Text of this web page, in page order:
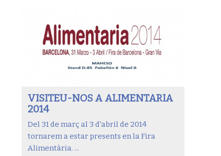
VISITEU-NOS A ALIMENTARIA
2014
Del 31 de març al 3 d'abril de 2014
tornarem a estar presents en la Fira
Alimentària. ...